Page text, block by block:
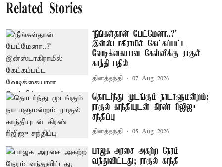
Related Stories
‘நீங்கள்தான் பேட்மேனா..?’
இன்ஸ்டாகிராமில் கேட்கப்பட்ட
வேடிக்கையான கேள்விக்கு ராகுல்
காந்தி பதில்
தினத்தந்தி 07 Aug 2026
தொடர்ந்து முடங்கும் நாடாளுமன்றம்;
ராகுல் காந்தியுடன் கிரண் ரிஜிஜு
சந்திப்பு
தினத்தந்தி 05 Aug 2026
பாஜக அரசை அகற்ற நேரம்
வந்துவிட்டது; ராகுல் காந்தி